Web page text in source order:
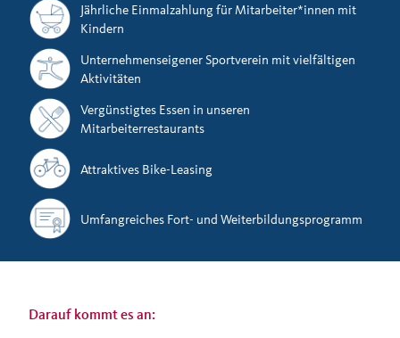
Jährliche Einmalzahlung für Mitarbeiter*innen mit
Kindern
Unternehmenseigener Sportverein mit vielfältigen
Aktivitäten
Vergünstigtes Essen in unseren
Mitarbeiterrestaurants
Attraktives Bike-Leasing
Umfangreiches Fort- und Weiterbildungsprogramm
Darauf kommt es an: